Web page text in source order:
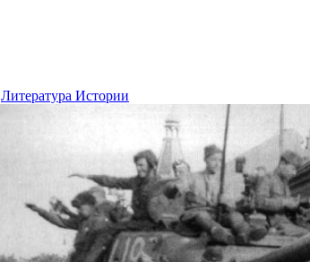
Литература Истории